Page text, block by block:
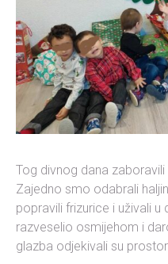
Tog divnog dana
Zajedno smo odabrali
popravili frizurice i uživali u
razveselio osmijehom i
glazba odjekivali su